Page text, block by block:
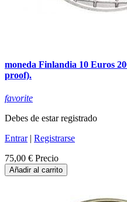
moneda Finlandia 10 Euros
proof).
favorite
Debes de estar registrado
Entrar| Registrarse
75,00 € Precio
Añadir al carrito